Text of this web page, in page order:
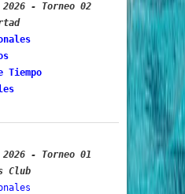
2026 - Torneo 02
Tiempo
Club